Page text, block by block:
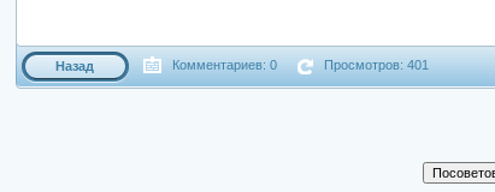
Назад Комментариев: 0 Просмотров: 401